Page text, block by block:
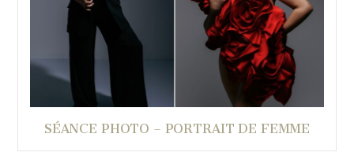
SÉANCE PHOTO – PORTRAIT DE FEMME